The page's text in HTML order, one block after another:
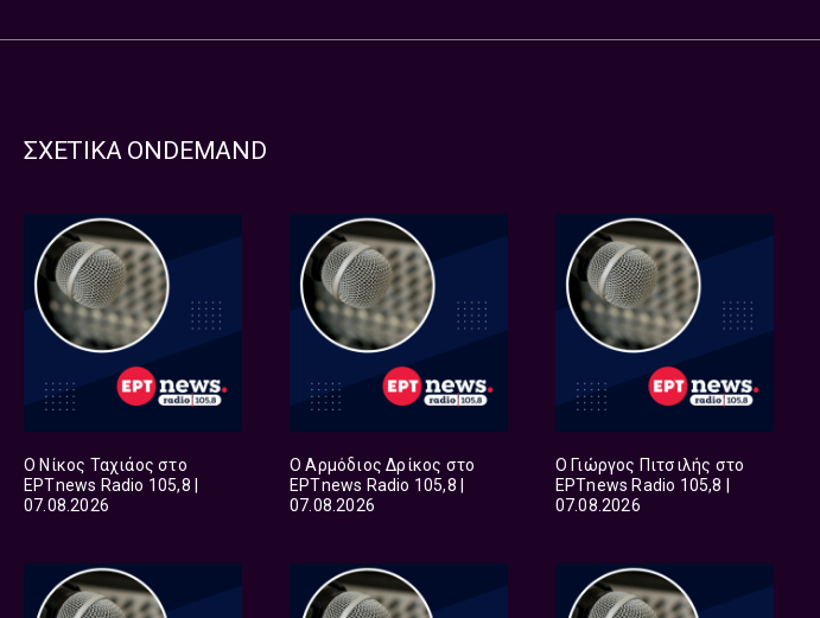
ΣΧΕΤΙΚΑ ONDEMAND
Ο Νίκος Ταχιάος στο
ΕΡΤnews Radio 105,8 |
07.08.2026
Ο Αρμόδιος Δρίκος στο
ΕΡΤnews Radio 105,8 |
07.08.2026
Ο Γιώργος Πιτσιλής στο
ΕΡΤnews Radio 105,8 |
07.08.2026